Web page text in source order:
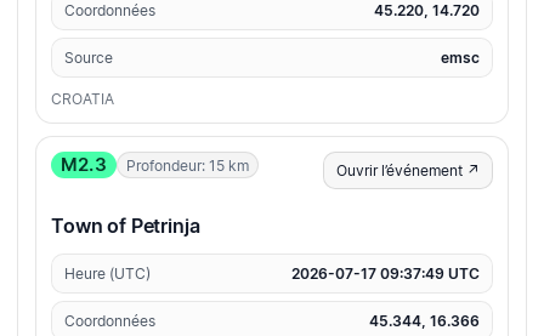
Coordonnées 45.220, 14.720
Source emsc
CROATIA
M2.3 Profondeur: 15 km Ouvrir l’événement ↗
Town of Petrinja
Heure (UTC) 2026-07-17 09:37:49 UTC
Coordonnées 45.344, 16.366